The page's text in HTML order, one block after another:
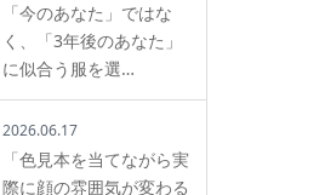
「今のあなた」ではな
く、「3年後のあなた」
に似合う服を選…
2026.06.17
「色見本を当てながら実
際に顔の雰囲気が変わる